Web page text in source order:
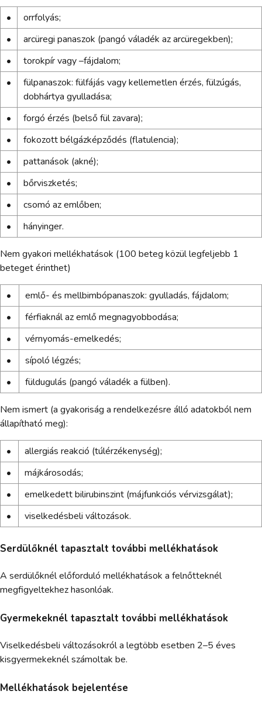
•
orrfolyás;
•
arcüregi panaszok (pangó váladék az arcüregekben);
•
torokpír vagy –fájdalom;
•
fülpanaszok: fülfájás vagy kellemetlen érzés, fülzúgás,
dobhártya gyulladása;
•
forgó érzés (belső fül zavara);
•
fokozott bélgázképződés (flatulencia);
•
pattanások (akné);
•
bőrviszketés;
•
csomó az emlőben;
•
hányinger.
Nem gyakori mellékhatások (100 beteg közül legfeljebb 1
beteget érinthet)
•
emlő- és mellbimbópanaszok: gyulladás, fájdalom;
•
férfiaknál az emlő megnagyobbodása;
•
vérnyomás-emelkedés;
•
sípoló légzés;
•
füldugulás (pangó váladék a fülben).
Nem ismert (a gyakoriság a rendelkezésre álló adatokból nem
állapítható meg):
•
allergiás reakció (túlérzékenység);
•
májkárosodás;
•
emelkedett bilirubinszint (májfunkciós vérvizsgálat);
•
viselkedésbeli változások.
Serdülőknél tapasztalt további mellékhatások
A serdülőknél előforduló mellékhatások a felnőtteknél
megfigyeltekhez hasonlóak.
Gyermekeknél tapasztalt további mellékhatások
Viselkedésbeli változásokról a legtöbb esetben 2–5 éves
kisgyermekeknél számoltak be.
Mellékhatások bejelentése